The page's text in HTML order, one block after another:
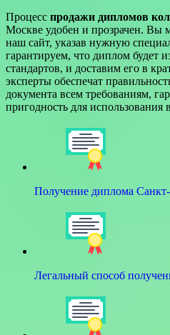
Процесс продажи дипломов
Москве удобен и прозрачен. Вы
наш сайт, указав нужную
гарантируем, что диплом будет
стандартов, и доставим его в
эксперты обеспечат
документа всем требованиям,
пригодность для
Получение диплома
Легальный способ